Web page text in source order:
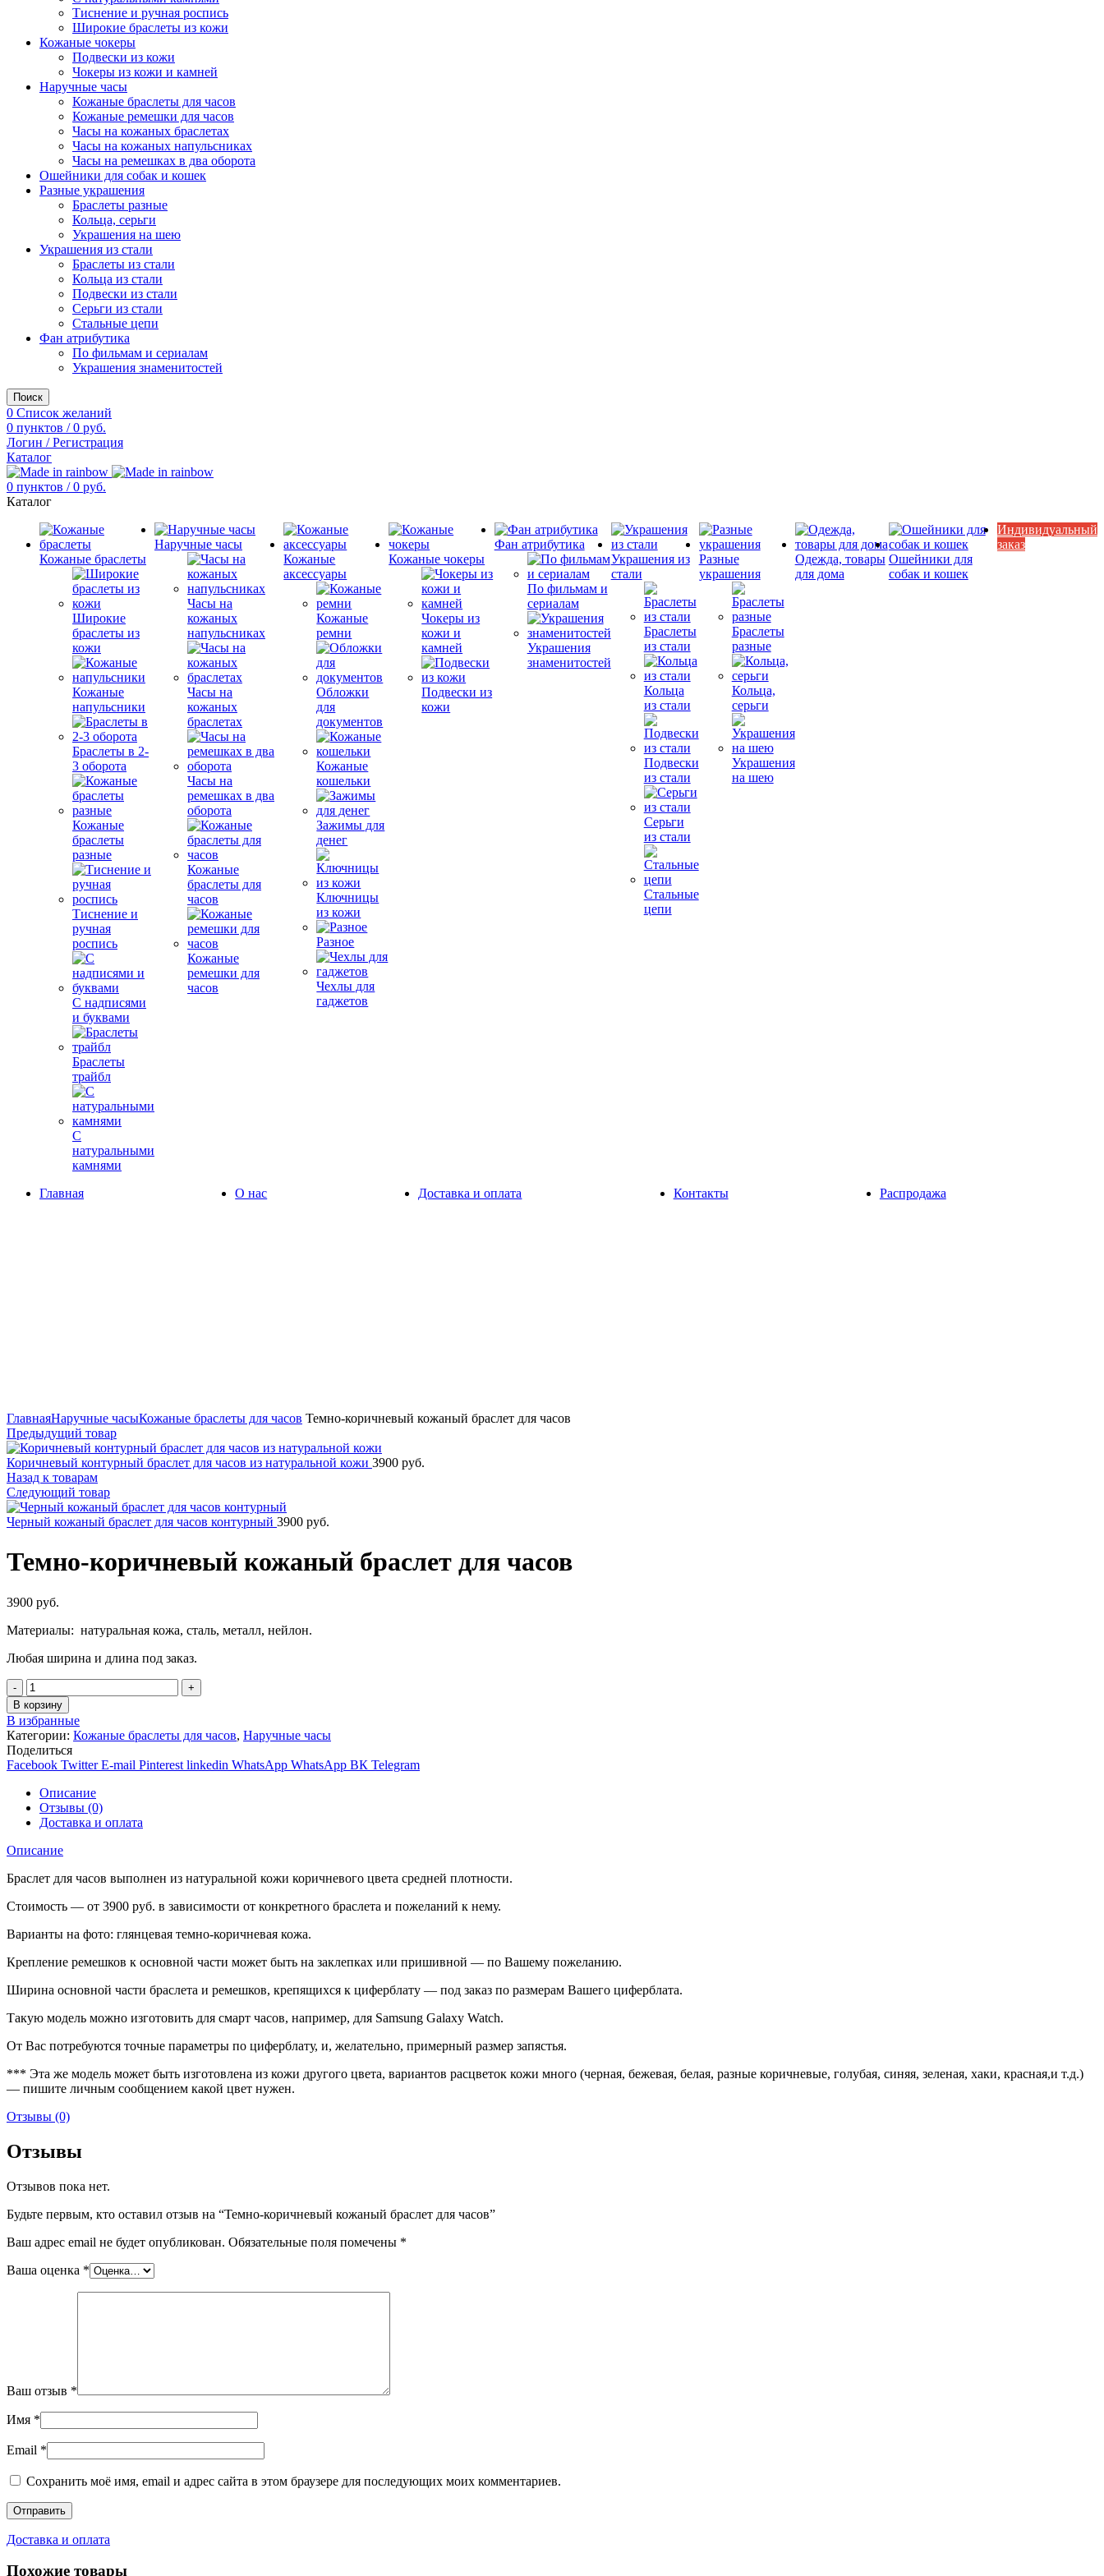
Тиснение и ручная роспись
Широкие браслеты из кожи
Кожаные чокеры
Подвески из кожи
Чокеры из кожи и камней
Наручные часы
Кожаные браслеты для часов
Кожаные ремешки для часов
Часы на кожаных браслетах
Часы на кожаных напульсниках
Часы на ремешках в два оборота
Ошейники для собак и кошек
Разные украшения
Браслеты разные
Кольца, серьги
Украшения на шею
Украшения из стали
Браслеты из стали
Кольца из стали
Подвески из стали
Серьги из стали
Стальные цепи
Фан атрибутика
По фильмам и сериалам
Украшения знаменитостей
Поиск
0 Список желаний
0 пунктов / 0 руб.
Логин / Регистрация
Каталог
0 пунктов / 0 руб.
Каталог
Кожаные браслеты
Широкие
браслеты из
кожи
Кожаные
напульсники
Браслеты в 2-
3 оборота
Кожаные
браслеты
разные
Тиснение и
ручная
роспись
С надписями
и буквами
Браслеты
трайбл
С
натуральными
камнями
Наручные часы
Часы на
кожаных
напульсниках
Часы на
кожаных
браслетах
Часы на
ремешках в два
оборота
Кожаные
браслеты для
часов
Кожаные
ремешки для
часов
Кожаные
аксессуары
Кожаные
ремни
Обложки
для
документов
Кожаные
кошельки
Зажимы для
денег
Ключницы
из кожи
Разное
Чехлы для
гаджетов
Кожаные чокеры
Чокеры из
кожи и
камней
Подвески из
кожи
Фан атрибутика
По фильмам и
сериалам
Украшения
знаменитостей
Украшения из
стали
Браслеты
из стали
Кольца
из стали
Подвески
из стали
Серьги
из стали
Стальные
цепи
Разные
украшения
Браслеты
разные
Кольца,
серьги
Украшения
на шею
Одежда, товары
для дома
Ошейники для
собак и кошек
Индивидуальный
заказ
Главная О нас Доставка и оплата Контакты Распродажа
ГлавнаяНаручные часыКожаные браслеты для часов Темно-коричневый кожаный браслет для часов
Предыдущий товар
Коричневый контурный браслет для часов из натуральной кожи 3900 руб.
Назад к товарам
Следующий товар
Черный кожаный браслет для часов контурный 3900 руб.
Темно-коричневый кожаный браслет для часов
3900 руб.
Материалы: натуральная кожа, сталь, металл, нейлон.
Любая ширина и длина под заказ.
Количество
В корзину
В избранные
Категории: Кожаные браслеты для часов, Наручные часы
Поделиться
Facebook Twitter E-mail Pinterest linkedin WhatsApp WhatsApp ВК Telegram
Описание
Отзывы (0)
Доставка и оплата
Описание
Браслет для часов выполнен из натуральной кожи коричневого цвета средней плотности.
Стоимость — от 3900 руб. в зависимости от конкретного браслета и пожеланий к нему.
Варианты на фото: глянцевая темно-коричневая кожа.
Крепление ремешков к основной части может быть на заклепках или пришивной — по Вашему пожеланию.
Ширина основной части браслета и ремешков, крепящихся к циферблату — под заказ по размерам Вашего циферблата.
Такую модель можно изготовить для смарт часов, например, для Samsung Galaxy Watch.
От Вас потребуются точные параметры по циферблату, и, желательно, примерный размер запястья.
*** Эта же модель может быть изготовлена из кожи другого цвета, вариантов расцветок кожи много (черная, бежевая, белая, разные коричневые, голубая, синяя, зеленая, хаки, красная,и т.д.)
— пишите личным сообщением какой цвет нужен.
Отзывы (0)
Отзывы
Отзывов пока нет.
Будьте первым, кто оставил отзыв на “Темно-коричневый кожаный браслет для часов”
Ваш адрес email не будет опубликован. Обязательные поля помечены *
Ваша оценка *
Ваш отзыв *
Имя *
Email *
Сохранить моё имя, email и адрес сайта в этом браузере для последующих моих комментариев.
Доставка и оплата
Похожие товары